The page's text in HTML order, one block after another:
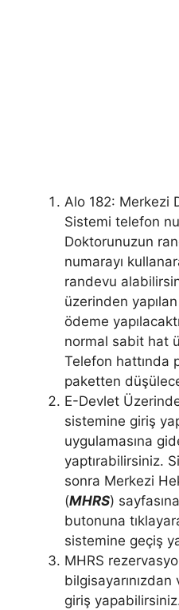
Alo 182: Merkezi
Sistemi telefon
Doktorunuzun
numarayı
randevu
üzerinden
ödeme
normal sabit hat
Telefon hattında
paketten
E-Devlet
sistemine giriş
uygulamasına
yaptırabilirsiniz.
sonra Merkezi
(MHRS)
butonuna
sistemine geçiş
MHRS
giriş